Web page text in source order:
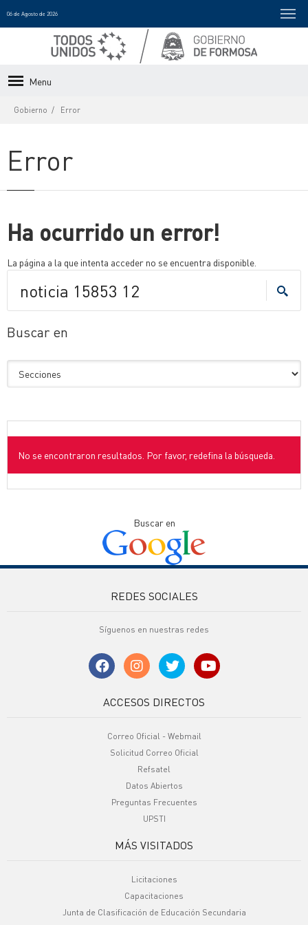
06 de Agosto de 2026
Menu
Gobierno Error
Error
Ha ocurrido un error!
La página a la que intenta acceder no se encuentra disponible.
Buscar en
No se encontraron resultados. Por favor, redefina la búsqueda.
Buscar en
REDES SOCIALES
Síguenos en nuestras redes
ACCESOS DIRECTOS
Correo Oficial - Webmail
Solicitud Correo Oficial
Refsatel
Datos Abiertos
Preguntas Frecuentes
UPSTI
MÁS VISITADOS
Licitaciones
Capacitaciones
Junta de Clasificación de Educación Secundaria